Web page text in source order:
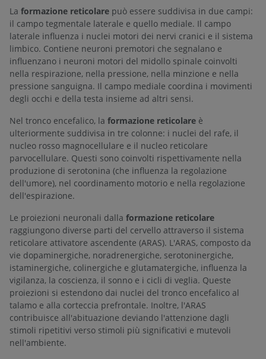
La formazione reticolare può essere suddivisa in due campi:
il campo tegmentale laterale e quello mediale. Il campo
laterale influenza i nuclei motori dei nervi cranici e il sistema
limbico. Contiene neuroni premotori che segnalano e
influenzano i neuroni motori del midollo spinale coinvolti
nella respirazione, nella pressione, nella minzione e nella
pressione sanguigna. Il campo mediale coordina i movimenti
degli occhi e della testa insieme ad altri sensi.
Nel tronco encefalico, la formazione reticolare è
ulteriormente suddivisa in tre colonne: i nuclei del rafe, il
nucleo rosso magnocellulare e il nucleo reticolare
parvocellulare. Questi sono coinvolti rispettivamente nella
produzione di serotonina (che influenza la regolazione
dell'umore), nel coordinamento motorio e nella regolazione
dell'espirazione.
Le proiezioni neuronali dalla formazione reticolare
raggiungono diverse parti del cervello attraverso il sistema
reticolare attivatore ascendente (ARAS). L'ARAS, composto da
vie dopaminergiche, noradrenergiche, serotoninergiche,
istaminergiche, colinergiche e glutamatergiche, influenza la
vigilanza, la coscienza, il sonno e i cicli di veglia. Queste
proiezioni si estendono dai nuclei del tronco encefalico al
talamo e alla corteccia prefrontale. Inoltre, l'ARAS
contribuisce all'abituazione deviando l'attenzione dagli
stimoli ripetitivi verso stimoli più significativi e mutevoli
nell'ambiente.